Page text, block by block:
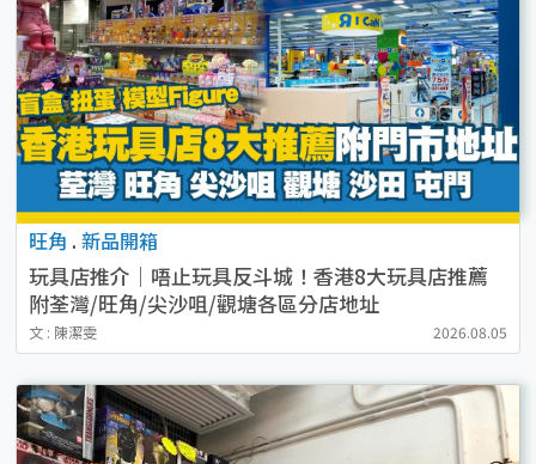
旺角 . 新品開箱
玩具店推介｜唔止玩具反斗城！香港8大玩具店推薦
附荃灣/旺角/尖沙咀/觀塘各區分店地址
文 : 陳潔雯 2026.08.05